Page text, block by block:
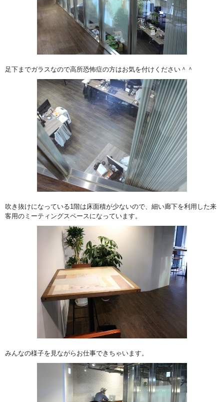
足下までガラスなので高所恐怖症の方はお気を付けください＾＾
吹き抜けになっている1階は床面積が少ないので、細い廊下を利用した来
客用のミーティングスペースになっています。
みんなの様子を見ながらお仕事できちゃいます。